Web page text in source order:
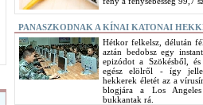
PANASZKODNAK A KÍNAI KATONAI
Hétkor felkelsz, délután
aztán bedobsz egy
epizódot a Szökésből,
egész elölről - így
hekkerek életét az a
blogjára a Los
bukkantak rá.